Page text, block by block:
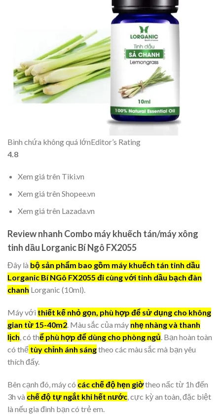
Bình chứa không quá lớnEditor’s Rating
4.8
Xem giá trên Tiki.vn
Xem giá trên Shopee.vn
Xem giá trên Lazada.vn
Review nhanh Combo máy khuếch tán/máy xông
tinh dầu Lorganic Bí Ngô FX2055
Đây là bộ sản phẩm bao gồm máy khuếch tán tinh dầu
Lorganic Bí NGô FX2055 đi cùng với tinh dầu bạch đàn
chanh Lorganic (10ml).
Máy với thiết kế nhỏ gọn, phù hợp để sử dụng cho không
gian từ 15-40m2. Màu sắc của máy nhẹ nhàng và thanh
lịch, có thể phù hợp để dùng cho phòng ngủ. Bạn hoàn toàn
có thể tùy chỉnh ánh sángtheo các màu sắc mà bạn yêu
thích đấy.
Bên cạnh đó, máy có các chế độ hẹn giờtheo nấc từ 1h đến
3h và chế độ tự ngắt khi hết nước, cực kỳ an toàn, đặc biệt
là nếu gia đình bạn có trẻ em.